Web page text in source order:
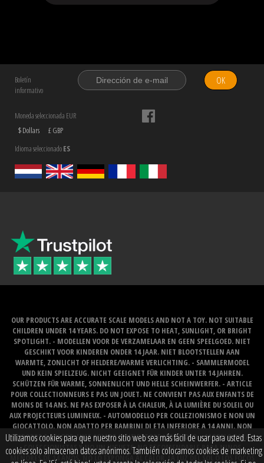
Boletín
informativo
OK
Moneda seleccionada EUR
$ Dollars
£ GBP
Idioma seleccionadoES
OUR PRODUCTS ARE ACCURATE SCALE MODELS AND NOT A TOY. NOT SUITABLE
CHILDREN UNDER 14 YEARS. DO NOT EXPOSE TO HEAT, SUNLIGHT, OR BRIGHT
SPOTLIGHT. - MODELLEN VOOR DE VERZAMELAAR EN GEEN SPEELGOED. NIET
GESCHIKT VOOR KINDEREN ONDER 14 JAAR. NIET BLOOTSTELLEN AAN
WARMTE, ZONLICHT OF HELDERE/WARME VERLICHTING. - SAMMLERMODEL
UND KEIN SPIELZEUG. NICHT GEEIGNET FÜR KINDER UNTER 14 JAHREN.
SCHÜTZEN FÜR WARME, SONNENLICHT UND HELLE SCHEINWERFER. - ARTICLE
POUR COLLECTIONNEURS E PAS UN JOUET. NE CONVIENT PAS AUX ENFANTS DE
MOINS DE 14 ANS. NE PAS EXPOSER À LA CHALEUR, À LA LUMIÈRE DU SOLEIL OU
AUX PROJECTEURS LUMINEUX. - AUTOMODELLO PER COLLEZIONISMO E NON UN
GIOCATTOLO. NON ADATTO PER BAMBINI DI ETA INFERIORE A 14 ANNI. NON
ESPORRE A CALORE, LUCE SOLARE O RIFLETTORE LUMINOSO. - MODELO PARA
COLECCIONISTAS Y NO UN JUGUETE. NO RECOMENDABLE PARA NINOS
MENORES DE 14 ANOS. NO LO EXPONGA AL CALOR, LA LUZ DEL SOL O LOS FOCOS
Utilizamos cookies para que nuestro sitio web sea más fácil de usar para usted. Estas
cookies solo almacenan datos anónimos. También colocamos cookies de marketing